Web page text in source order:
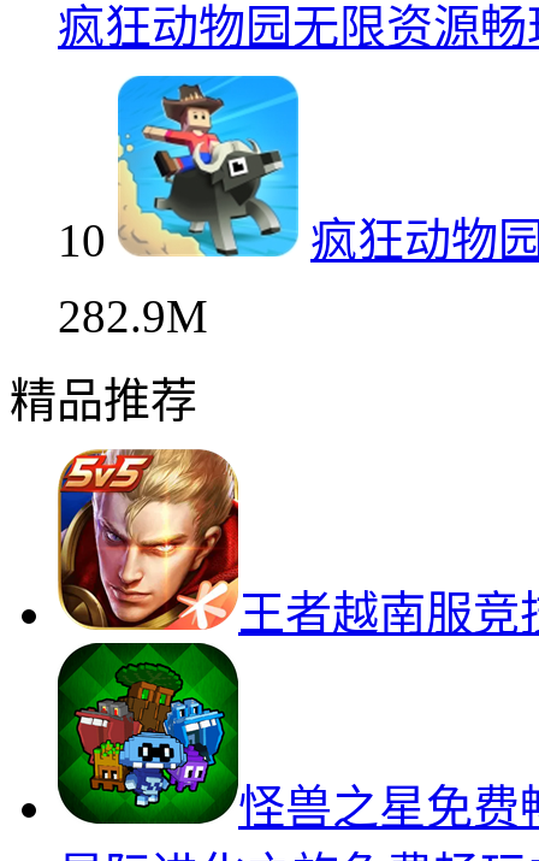
疯狂动物园无限资源畅
10
疯狂动物
282.9M
精品推荐
王者越南服竞
怪兽之星免费